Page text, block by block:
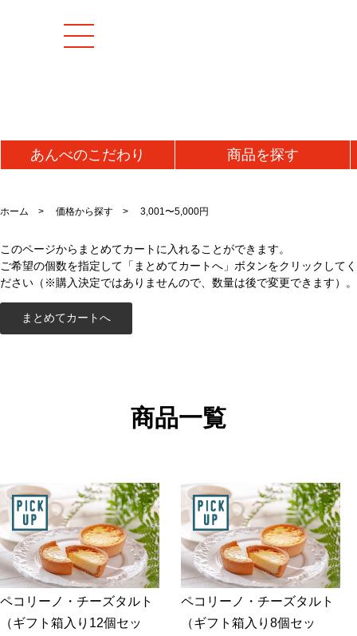
あんべのこだわり 商品を探す
[特集商品]
[お値打ち品]
初回お試し
送料無料・送料込み
ラムカタロース肉
ラム特選ロース肉
ラムショートロイン
ラムテンダーロイン
ラムTボーンステーキ
マトンロース肉(チルド)
マトンロース肉(解凍)
味噌
ジン
ジン
火鍋
地ビ
ホーム 価格から探す 3,001〜5,000円
このページからまとめてカートに入れることができます。
ご希望の個数を指定して「まとめてカートへ」ボタンをクリックしてく
ださい（※購入決定ではありませんので、数量は後で変更できます）。
商品一覧
ペコリーノ・チーズタルト
（ギフト箱入り12個セッ
ペコリーノ・チーズタルト
（ギフト箱入り8個セッ